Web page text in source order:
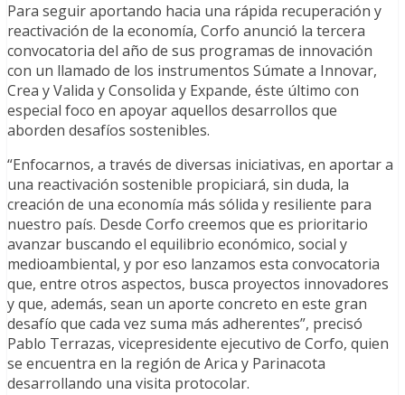
Para seguir aportando hacia una rápida recuperación y
reactivación de la economía, Corfo anunció la tercera
convocatoria del año de sus programas de innovación
con un llamado de los instrumentos Súmate a Innovar,
Crea y Valida y Consolida y Expande, éste último con
especial foco en apoyar aquellos desarrollos que
aborden desafíos sostenibles.
“Enfocarnos, a través de diversas iniciativas, en aportar a
una reactivación sostenible propiciará, sin duda, la
creación de una economía más sólida y resiliente para
nuestro país. Desde Corfo creemos que es prioritario
avanzar buscando el equilibrio económico, social y
medioambiental, y por eso lanzamos esta convocatoria
que, entre otros aspectos, busca proyectos innovadores
y que, además, sean un aporte concreto en este gran
desafío que cada vez suma más adherentes”, precisó
Pablo Terrazas, vicepresidente ejecutivo de Corfo, quien
se encuentra en la región de Arica y Parinacota
desarrollando una visita protocolar.